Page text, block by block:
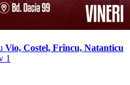
Vio, Costel, Frîncu, Natanticu
1